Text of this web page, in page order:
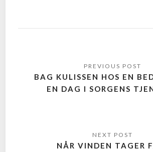
BAG KULISSEN HOS EN
EN DAG I SORGENS
NÅR VINDEN TAGER